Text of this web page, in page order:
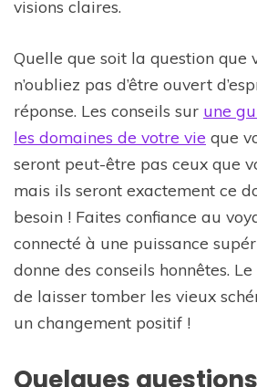
visions claires.
Quelle que soit la question que
n’oubliez pas d’être ouvert
réponse. Les conseils sur une
les domaines de votre vie que
seront peut-être pas ceux que
mais ils seront exactement ce
besoin ! Faites confiance au
connecté à une puissance
donne des conseils honnêtes.
de laisser tomber les vieux
un changement positif !
Quelques